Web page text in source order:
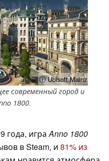
ⓘ Ubisoft Mainz
современный город и
1800.
года, играAnno 1800
в Steam, и 81% из